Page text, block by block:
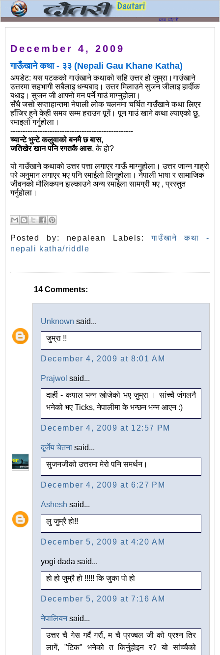
December 4, 2009
गाऊँखाने कथा - ३३ (Nepali Gau Khane Katha)
अपडेट: यस पटकको गाउंखाने कथाको सहि उत्तर हो जुम्रा।गाउंखाने
उत्तरमा सहभागी सबैलाइ धन्यबाद। उत्तर मिलाउने सुजन जीलाइ हार्दीक
बधाइ। सुजन जी आफ्नो मन पर्ने गाउं माग्नुहोला।
सँधै जसो सप्ताहान्तमा नेपाली लोक चलनमा चर्चित गाउँखाने कथा लिएर
हाँजिर हुने केही समय सम्म हराउन पूगें। पून गाउं खाने कथा ल्याएको छु,
रमाइलो गर्नुहोला।
--------------------------------------------------
च्यान्टे भुन्टे कलुवाको बनमै छ बास,
जतिखेर खान पनि रगतकै आस, के हो?
यो गाउँखाने कथाको उत्तर पत्ता लगाएर गाऊँ माग्नुहोला। उत्तर जान्न गाह्रो
परे अनुमान लगाएर भए पनि रमाईलो लिनुहोला। नेपाली भाषा र सामाजिक
जीवनको मौलिकपन झल्काउने अन्य रमाईला सामग्री भए , प्रस्तुत
गर्नुहोला।
Posted by: nepalean Labels:गाउँखाने कथा -
nepali katha/riddle
14 Comments:
Unknown said...
जुम्रा !!
December 4, 2009 at 8:01 AM
Prajwol said...
दार्ही - कपाल भन्न खोजेको भए जुम्रा । सांच्चै जंगलनै
भनेको भए Ticks, नेपालीमा के भन्छन भन्न आएन :)
December 4, 2009 at 12:57 PM
दूर्जेय चेतना said...
सुजनजीको उत्तरमा मेरो पनि समर्थन।
December 4, 2009 at 6:27 PM
Ashesh said...
लु जुम्रै हो!!
December 5, 2009 at 4:20 AM
yogi dada said...
हो हो जुम्रै हो !!!!! कि जुका पो हो
December 5, 2009 at 7:16 AM
नेपालियनsaid...
उत्तर चै गेस गर्दै गरौं, म चै प्रज्बल जी को प्रश्न तिर
लागें, "टिक" भनेको त किर्नुहोइन र? यो सांच्चैको